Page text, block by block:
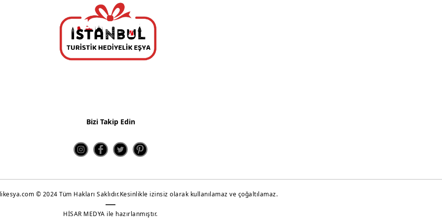
Bizi Takip Edin
© 2024 Tüm Hakları Saklıdır.Kesinlikle izinsiz olarak kullanılamaz ve çoğaltılamaz.
HİSAR MEDYA ile hazırlanmıştır.